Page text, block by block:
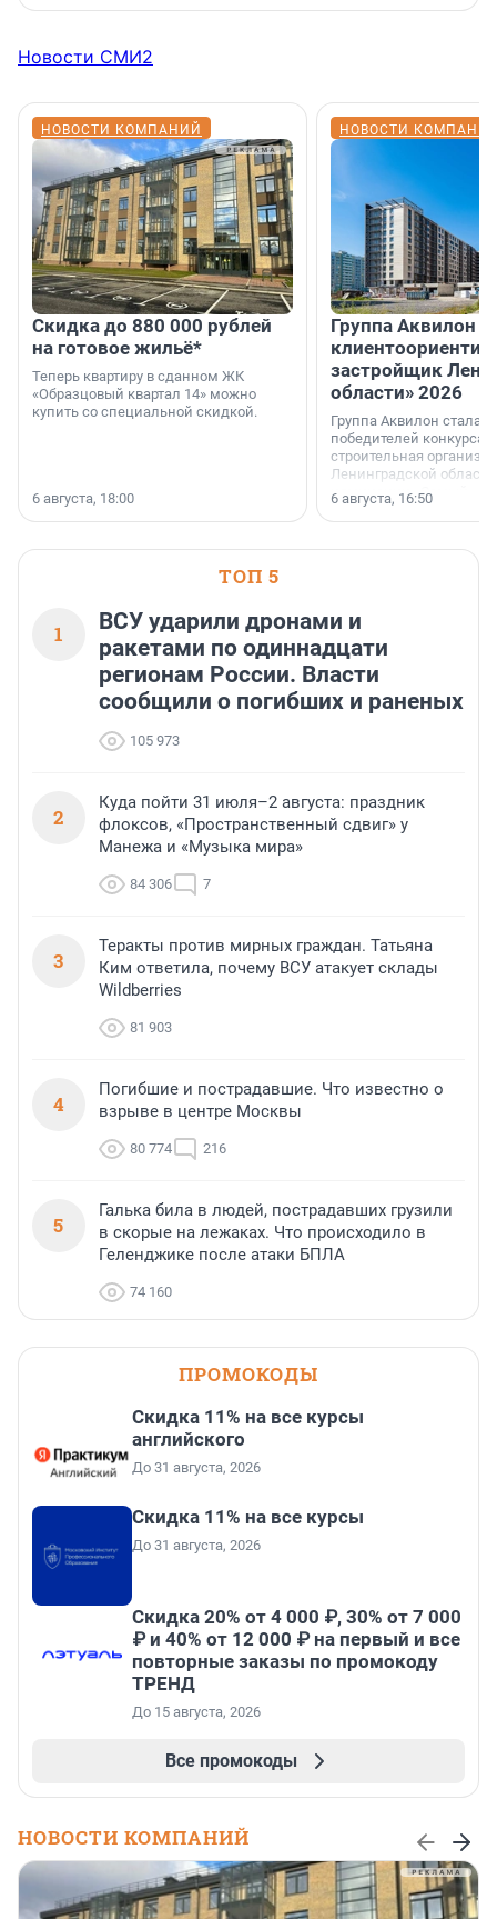
Новости СМИ2
НОВОСТИ КОМПАНИЙ
Скидка до 880 000 рублей
на готовое жильё*
Теперь квартиру в сданном ЖК
«Образцовый квартал 14» можно
купить со специальной скидкой.
6 августа, 18:00
НОВОСТИ
Группа Аквилон
застройщик
области» 2026
Группа Аквилон стала
победителей конкурса
строительная
Ленинградской области
номинации «Самый
застройщик
области».
6 августа, 16:50
ТОП 5
1
ВСУ ударили дронами и
ракетами по одиннадцати
регионам России. Власти
сообщили о погибших и раненых
105 973
2
Куда пойти 31 июля–2 августа: праздник
флоксов, «Пространственный сдвиг» у
Манежа и «Музыка мира»
84 306 7
3
Теракты против мирных граждан. Татьяна
Ким ответила, почему ВСУ атакует склады
Wildberries
81 903
4
Погибшие и пострадавшие. Что известно о
взрыве в центре Москвы
80 774 216
5
Галька била в людей, пострадавших грузили
в скорые на лежаках. Что происходило в
Геленджике после атаки БПЛА
74 160
ПРОМОКОДЫ
Скидка 11% на все курсы
английского
До 31 августа, 2026
Скидка 11% на все курсы
До 31 августа, 2026
Скидка 20% от 4 000 ₽, 30% от 7 000
₽ и 40% от 12 000 ₽ на первый и все
повторные заказы по промокоду
ТРЕНД
До 15 августа, 2026
Все промокоды
НОВОСТИ КОМПАНИЙ